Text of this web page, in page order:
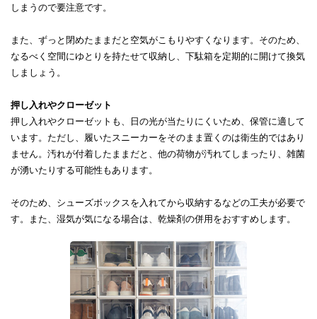
しまうので要注意です。
また、ずっと閉めたままだと空気がこもりやすくなります。そのため、
なるべく空間にゆとりを持たせて収納し、下駄箱を定期的に開けて換気
しましょう。
押し入れやクローゼット
押し入れやクローゼットも、日の光が当たりにくいため、保管に適して
います。ただし、履いたスニーカーをそのまま置くのは衛生的ではあり
ません。汚れが付着したままだと、他の荷物が汚れてしまったり、雑菌
が湧いたりする可能性もあります。
そのため、シューズボックスを入れてから収納するなどの工夫が必要で
す。また、湿気が気になる場合は、乾燥剤の併用をおすすめします。